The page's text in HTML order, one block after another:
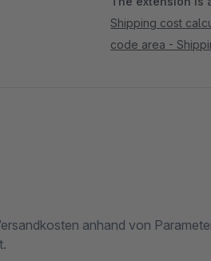
Shipping cost
code area -
anhand von